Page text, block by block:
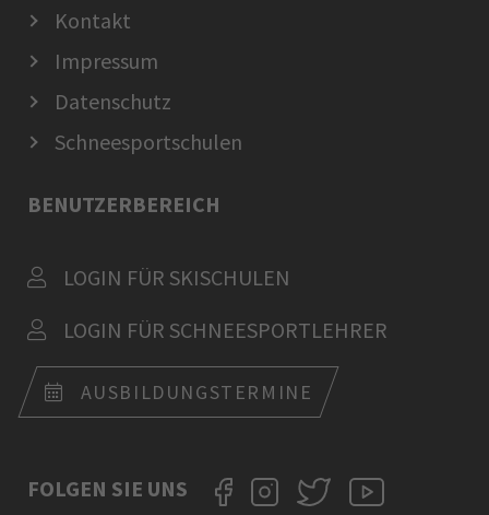
Kontakt
Impressum
Datenschutz
Schneesportschulen
BENUTZERBEREICH
LOGIN FÜR SKISCHULEN
LOGIN FÜR SCHNEESPORTLEHRER
AUSBILDUNGSTERMINE
FOLGEN SIE UNS